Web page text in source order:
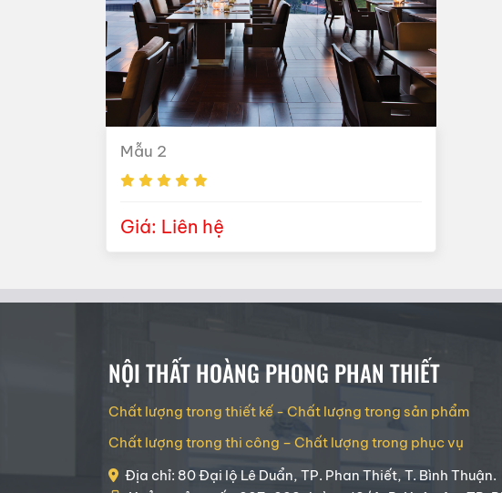
Mẫu 2
Giá: Liên hệ
NỘI THẤT HOÀNG PHONG PHAN THIẾT
Chất lượng trong thiết kế - Chất lượng trong sản phẩm
Chất lượng trong thi công – Chất lượng trong phục vụ
Địa chỉ: 80 Đại lộ Lê Duẩn, TP. Phan Thiết, T. Bình Thuận.